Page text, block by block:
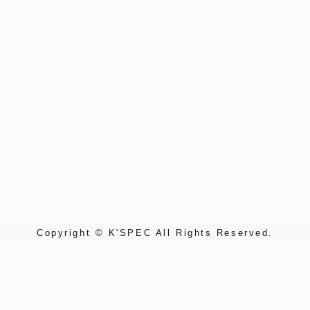
Copyright © K'SPEC All Rights Reserved.